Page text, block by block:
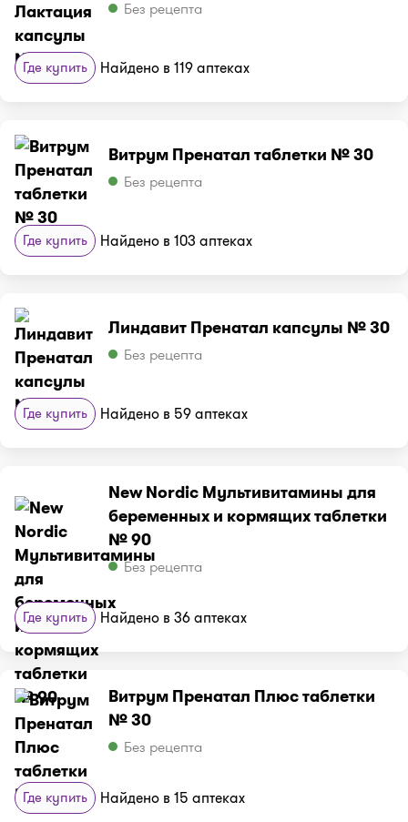
Без рецепта
Где купить Найдено в 119 аптеках
Витрум Пренатал таблетки № 30
Без рецепта
Где купить Найдено в 103 аптеках
Линдавит Пренатал капсулы № 30
Без рецепта
Где купить Найдено в 59 аптеках
New Nordic Мультивитамины для
беременных и кормящих таблетки
№ 90
Без рецепта
Где купить Найдено в 36 аптеках
Витрум Пренатал Плюс таблетки
№ 30
Без рецепта
Где купить Найдено в 15 аптеках